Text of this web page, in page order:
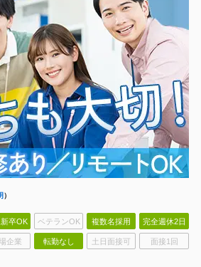
）
卒OK ベテランOK 複数名採用 完全週休2日
場企業 転勤なし 土日面接可 面接1回